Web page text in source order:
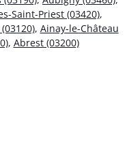
Saint-Priest (03420),
, Ainay-le-Château
, Abrest (03200)